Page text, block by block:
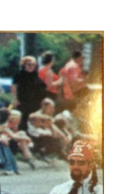
NEUF/NEW
Détails